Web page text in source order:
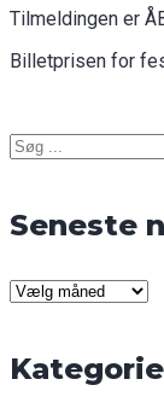
Tilmeldingen er
Billetprisen for
Search
for:
Seneste
Seneste